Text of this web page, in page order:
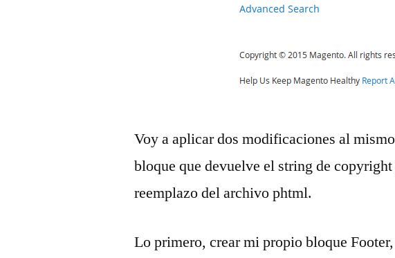
Voy a aplicar dos modificaciones al
bloque que devuelve el string de
reemplazo del archivo phtml.
Lo primero, crear mi propio bloque